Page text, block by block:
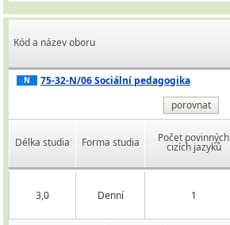
Kód a název oboru
N
75-32-N/06 Sociální pedagogika
porovnat
Délka studia Forma studia Počet povinných
cizích jazyků
3,0 Denní 1